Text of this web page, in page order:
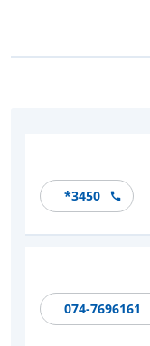
*3450
‎074-7696161